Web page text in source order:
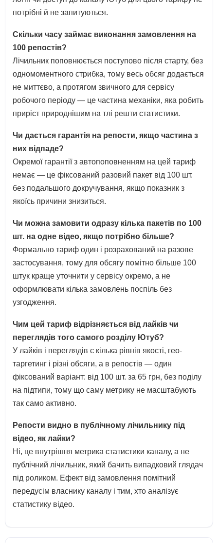
потрібні й не запитуються.
Скільки часу займає виконання замовлення на
100 репостів?
Лічильник поповнюється поступово після старту, без
одномоментного стрибка, тому весь обсяг додається
не миттєво, а протягом звичного для сервісу
робочого періоду — це частина механіки, яка робить
приріст природнішим на тлі решти статистики.
Чи дається гарантія на репости, якщо частина з
них відпаде?
Окремої гарантії з автопоповненням на цей тариф
немає — це фіксований разовий пакет від 100 шт.
без подальшого докручування, якщо показник з
якоїсь причини знизиться.
Чи можна замовити одразу кілька пакетів по 100
шт. на одне відео, якщо потрібно більше?
Формально тариф один і розрахований на разове
застосування, тому для обсягу помітно більше 100
штук краще уточнити у сервісу окремо, а не
оформлювати кілька замовлень поспіль без
узгодження.
Чим цей тариф відрізняється від лайків чи
переглядів того самого розділу Ютуб?
У лайків і переглядів є кілька рівнів якості, гео-
таргетинг і різні обсяги, а в репостів — один
фіксований варіант: від 100 шт. за 65 грн, без поділу
на підтипи, тому що саму метрику не масштабують
так само активно.
Репости видно в публічному лічильнику під
відео, як лайки?
Ні, це внутрішня метрика статистики каналу, а не
публічний лічильник, який бачить випадковий глядач
під роликом. Ефект від замовлення помітний
передусім власнику каналу і тим, хто аналізує
статистику відео.